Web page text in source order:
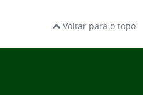
Voltar para o topo